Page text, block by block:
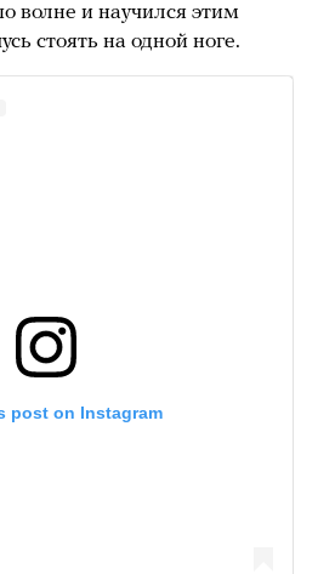
волне и научился этим
стоять на одной ноге.